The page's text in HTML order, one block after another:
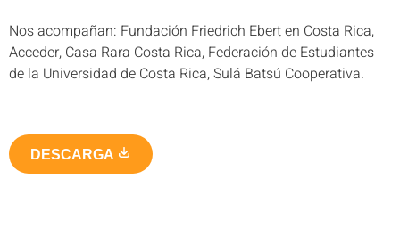
Nos acompañan: Fundación Friedrich Ebert en Costa Rica,
Acceder, Casa Rara Costa Rica, Federación de Estudiantes
de la Universidad de Costa Rica, Sulá Batsú Cooperativa.
DESCARGA